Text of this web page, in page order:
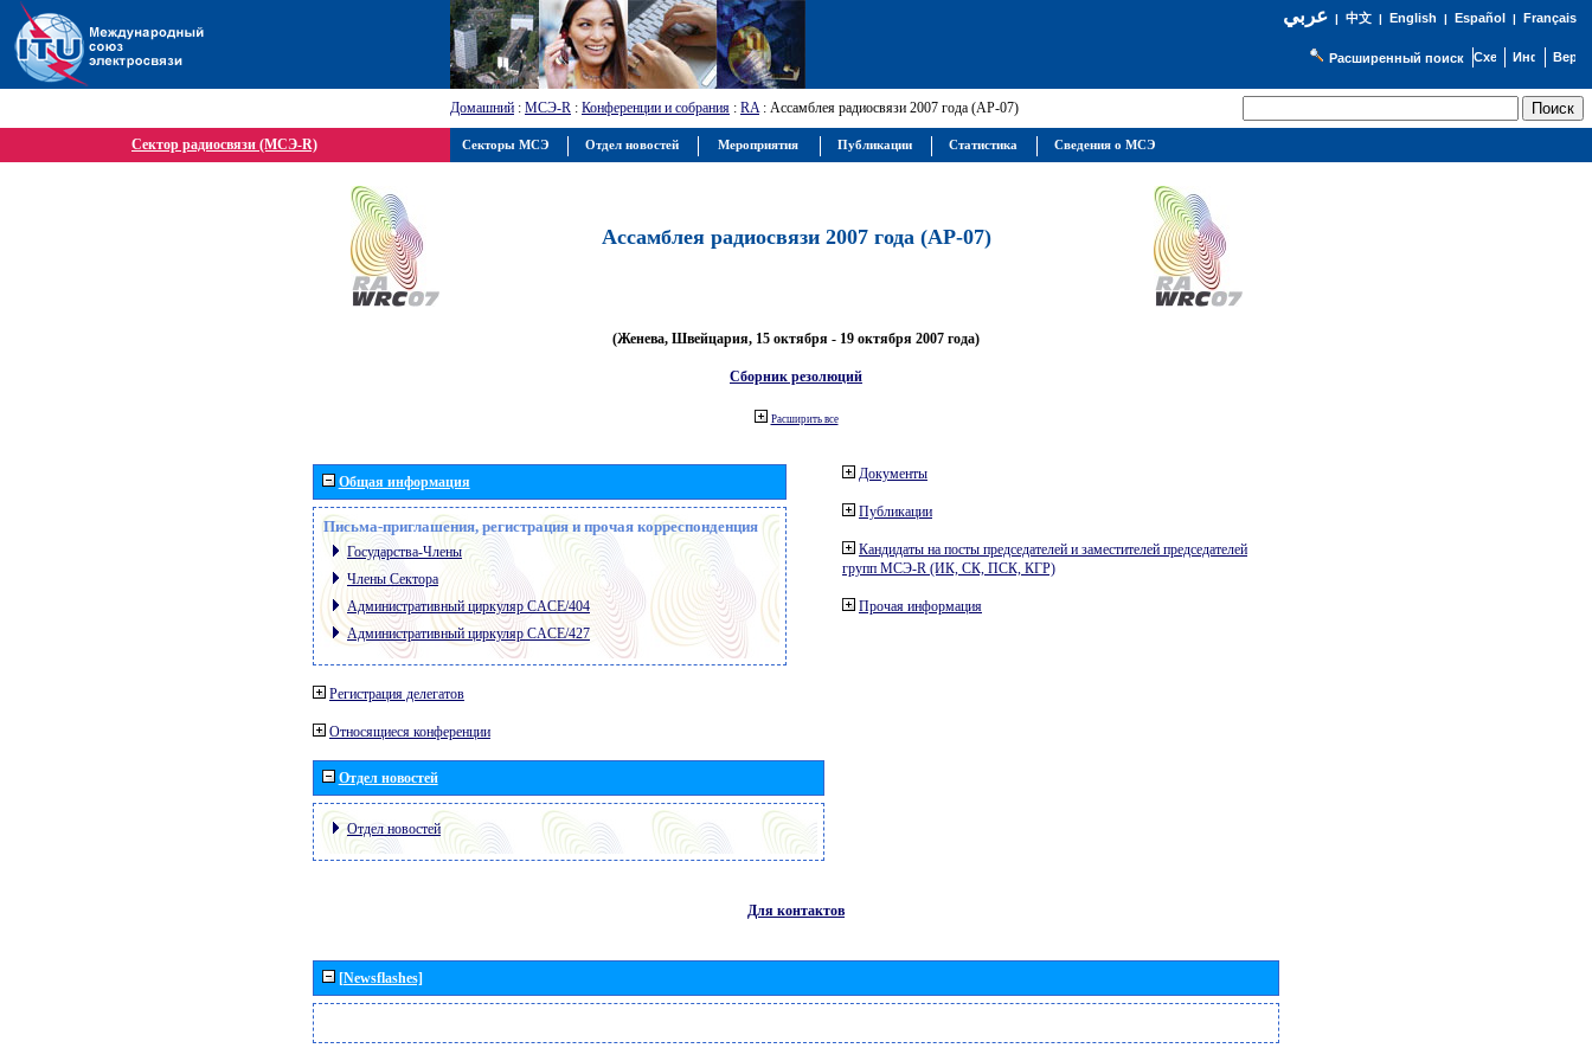
عربي| 中文| English | Español | Français
Расширенный поиск
Домашний : МСЭ-R : Конференции и собрания : RA: Ассамблея радиосвязи 2007 года (АР-07)
Сектор радиосвязи (МСЭ-R)
Ассамблея радиосвязи 2007 года (АР-07)
(Женева, Швейцария, 15 октября - 19 октября 2007 года)
Сборник резолюций
Расширить все
Общая информация
Письма-приглашения, регистрация и прочая корреспонденция
Государства-Члены
Члены Сектора
Административный циркуляр CACE/404
Административный циркуляр CACE/427
Регистрация делегатов
Относящиеся конференции
Отдел новостей
Отдел новостей
Документы
Публикации
Кандидаты на посты председателей и заместителей председателей
групп МСЭ-R (ИК, СК, ПСК, КГР)
Прочая информация
Для контактов
[Newsflashes]
Секторы МСЭ Отдел новостей Мероприятия Публикации Статистика Сведения о МСЭ